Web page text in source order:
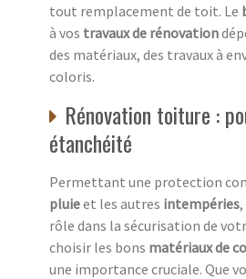
tout remplacement de toit. Le
à vos travaux de rénovation
des matériaux, des travaux à
coloris.
Rénovation toiture :
étanchéité
Permettant une protection
pluieet les autres intempéries
rôle dans la sécurisation de
choisir les bons matériaux de
une importance cruciale. Que